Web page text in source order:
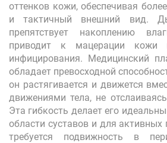
оттенков кожи, обеспечивая
и тактичный внешний вид.
препятствует накоплению
приводит к мацерации кожи
инфицирования. Медицинский
обладает превосходной
он растягивается и движется
движениями тела, не
Эта гибкость делает его
области суставов и для
требуется подвижность в